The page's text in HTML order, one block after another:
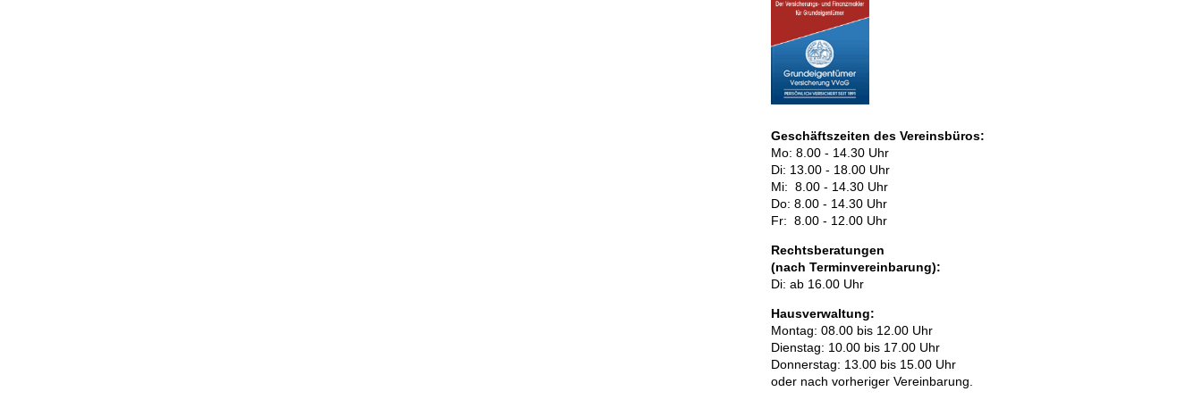
Geschäftszeiten des Vereinsbüros:
Mo: 8.00 - 14.30 Uhr
Di: 13.00 - 18.00 Uhr
Mi: 8.00 - 14.30 Uhr
Do: 8.00 - 14.30 Uhr
Fr: 8.00 - 12.00 Uhr
Rechtsberatungen
(nach Terminvereinbarung):
Di: ab 16.00 Uhr
Hausverwaltung:
Mon­tag: 08.00 bis 12.00 Uhr
Di­ens­tag: 10.00 bis 17.00 Uhr
Don­ners­tag: 13.00 bis 15.00 Uhr
oder nach vor­he­ri­ger Ver­ein­ba­rung.